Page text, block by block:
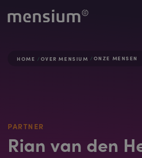
HOME OVER MENSIUM ONZE MENSEN
PARTNER
Rian van den